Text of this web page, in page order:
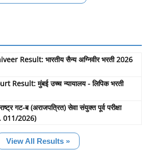
Result: भारतीय सैन्य अग्निवीर भरती 2026
Result: मुंबई उच्च न्यायालय - लिपिक भरती
गट-ब (अराजपत्रित) सेवा संयुक्त पूर्व परीक्षा
011/2026)
View All Results »